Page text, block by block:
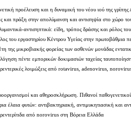
προέλευση και η δυναμική του νέου ιού της γρίπης
και πράξη στην απολύμανση και αντισηψία στο χώρο
αντισηπτικά: είδη, τρόπος δράσης και ρόλος
του εργαστηρίου Κέντρου Υγείας στην πρωτοβάθμια
της μικροβιακής φορείας των ασθενών μονάδας
πέντε εμπορικών δοκιμασιών ταχείας
λοιμώξεις από rotavirus, adenovirus,
και αθηροσκλήρωση. Πιθανοί
έλαια φυτών: αντιβακτηριακή, αντιμυκητιασική και
από norovirus στη Βόρεια Ελλάδα